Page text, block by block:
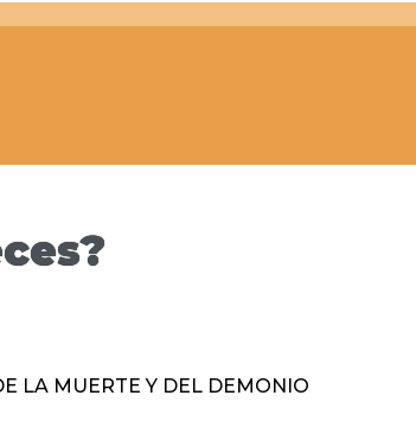
LA MUERTE Y DEL DEMONIO